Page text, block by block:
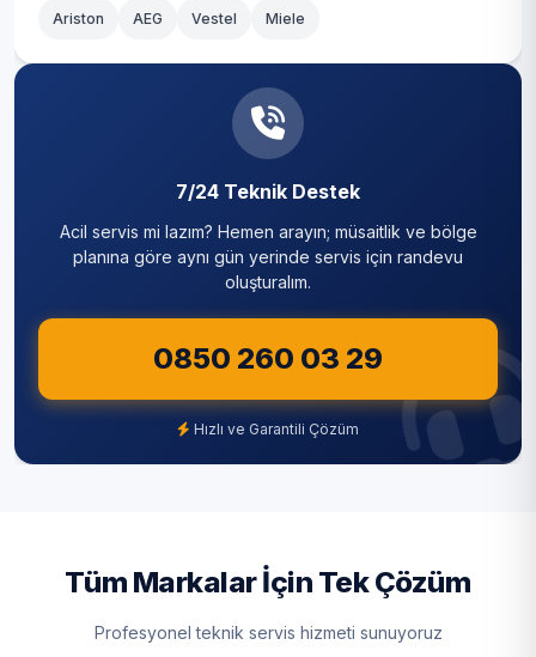
Sultanbeyli
Şişli
Tuzla
Üsküdar
Zeytinburnu
Ariston AEG Vestel Miele
7/24 Teknik Destek
Acil servis mi lazım? Hemen arayın; müsaitlik ve bölge
planına göre aynı gün yerinde servis için randevu
oluşturalım.
0850 260 03 29
Hızlı ve Garantili Çözüm
Tüm Markalar İçin Tek Çözüm
Profesyonel teknik servis hizmeti sunuyoruz